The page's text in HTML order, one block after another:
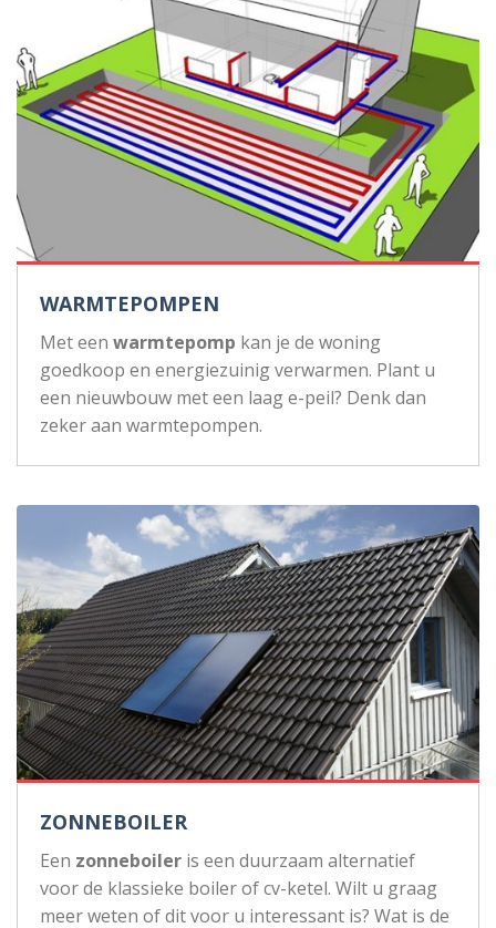
WARMTEPOMPEN
Met een warmtepomp kan je de woning
goedkoop en energiezuinig verwarmen. Plant u
een nieuwbouw met een laag e-peil? Denk dan
zeker aan warmtepompen.
ZONNEBOILER
Een zonneboiler is een duurzaam alternatief
voor de klassieke boiler of cv-ketel. Wilt u graag
meer weten of dit voor u interessant is? Wat is de